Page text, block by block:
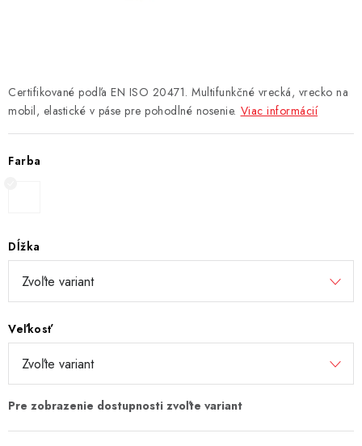
Certifikované podľa EN ISO 20471. Multifunkčné vrecká, vrecko na
mobil, elastické v páse pre pohodlné nosenie. Viac informácií
Farba
Dĺžka
Veľkosť